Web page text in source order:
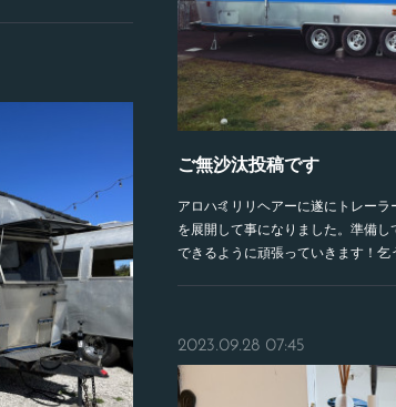
ご無沙汰投稿です
アロハ🤙リリヘアーに遂にトレー
を展開して事になりました。準備
できるように頑張っていきます！乞
2023.09.28 07:45